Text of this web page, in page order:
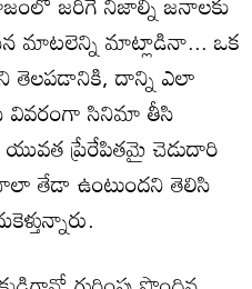
మాటలెన్ని మాట్లాడినా... ఒక
తెలపడానికి, దాన్ని ఎలా
వివరంగా సినిమా తీసి
యువత ప్రేరేపితమై చెడుదారి
తేడా ఉంటుందని తెలిసి